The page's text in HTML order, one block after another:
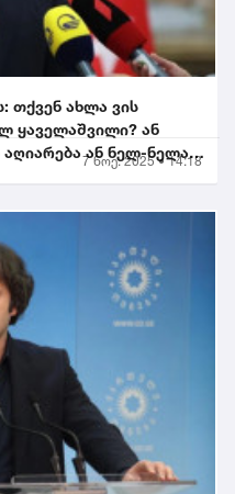
თქვენ ახლა ვის
ყაველაშვილი? ან
ან ნელ-ნელა
7 ნოე. 2025 • 14:18